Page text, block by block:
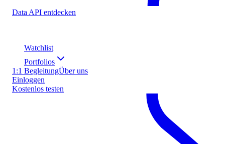
Data API entdecken
Watchlist
Portfolios
1:1 BegleitungÜber uns
Einloggen
Kostenlos testen